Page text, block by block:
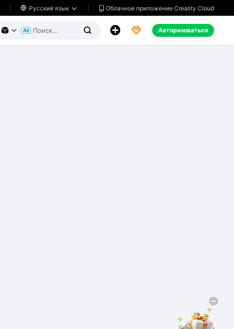
 Русский язык   Облачное приложение Creality Cloud
     Авторизоваться